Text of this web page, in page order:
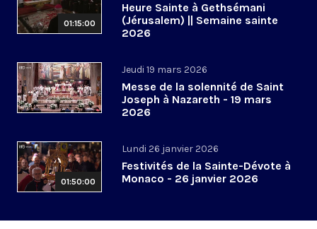
01:15:00
Heure Sainte à Gethsémani
(Jérusalem) || Semaine sainte
2026
Jeudi 19 mars 2026
Messe de la solennité de Saint
Joseph à Nazareth - 19 mars
2026
01:50:00
Lundi 26 janvier 2026
Festivités de la Sainte-Dévote à
Monaco - 26 janvier 2026